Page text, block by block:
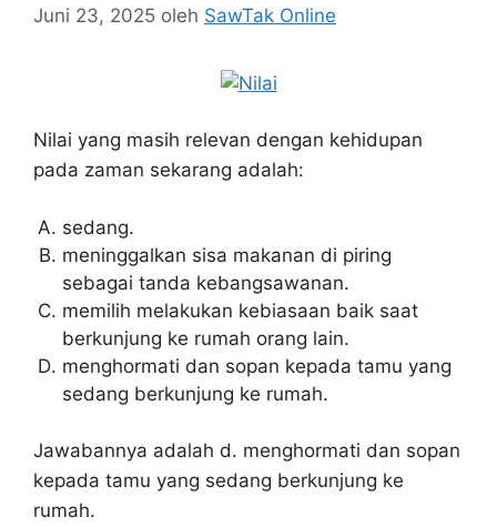
Juni 23, 2025 oleh SawTak Online
Nilai yang masih relevan dengan kehidupan
pada zaman sekarang adalah:
sedang.
meninggalkan sisa makanan di piring
sebagai tanda kebangsawanan.
memilih melakukan kebiasaan baik saat
berkunjung ke rumah orang lain.
menghormati dan sopan kepada tamu yang
sedang berkunjung ke rumah.
Jawabannya adalah d. menghormati dan sopan
kepada tamu yang sedang berkunjung ke
rumah.